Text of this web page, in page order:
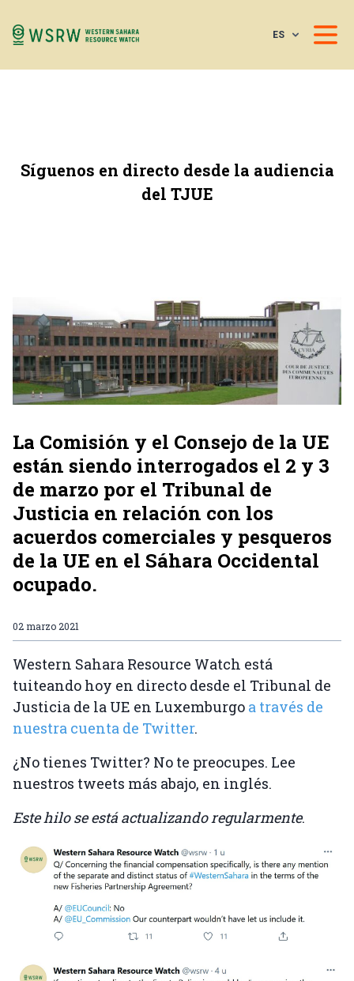
ES
Síguenos en directo desde la audiencia
del TJUE
La Comisión y el Consejo de la UE
están siendo interrogados el 2 y 3
de marzo por el Tribunal de
Justicia en relación con los
acuerdos comerciales y pesqueros
de la UE en el Sáhara Occidental
ocupado.
02 marzo 2021
Western Sahara Resource Watch está
tuiteando hoy en directo desde el Tribunal de
Justicia de la UE en Luxemburgo a través de
nuestra cuenta de Twitter.
¿No tienes Twitter? No te preocupes. Lee
nuestros tweets más abajo, en inglés.
Este hilo se está actualizando regularmente.